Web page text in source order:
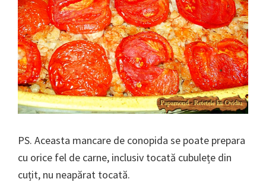
PS. Aceasta mancare de conopida se poate prepara
cu orice fel de carne, inclusiv tocată cubulețe din
cuțit, nu neapărat tocată.